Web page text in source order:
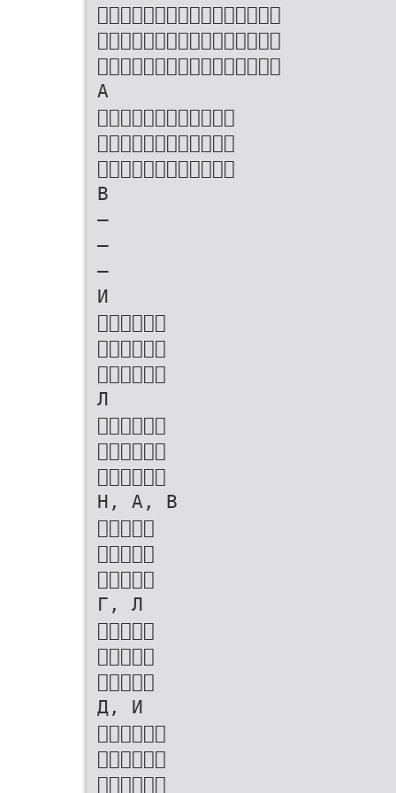



А



В
–
–
–
И



Л



Н, А, В



Г, Л



Д, И


